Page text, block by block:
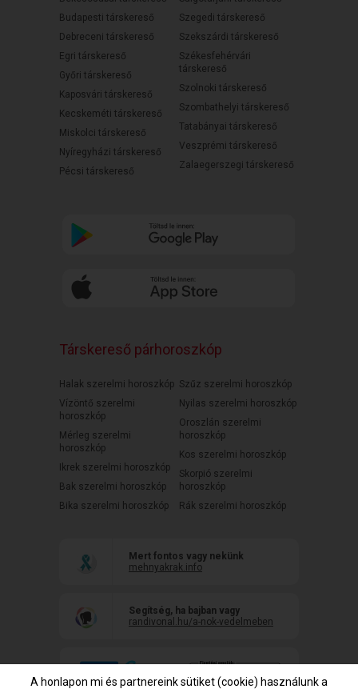
Budapesti társkereső
Debreceni társkereső
Egri társkereső
Győri társkereső
Kaposvári társkereső
Kecskeméti társkereső
Miskolci társkereső
Nyíregyházi társkereső
Pécsi társkereső
Szegedi társkereső
Szekszárdi társkereső
Székesfehérvári
társkereső
Szolnoki társkereső
Szombathelyi társkereső
Tatabányai társkereső
Veszprémi társkereső
Zalaegerszegi társkereső
Társkereső párhoroszkóp
Halak szerelmi horoszkóp
Vízöntő szerelmi
horoszkóp
Mérleg szerelmi
horoszkóp
Ikrek szerelmi horoszkóp
Bak szerelmi horoszkóp
Bika szerelmi horoszkóp
Szűz szerelmi horoszkóp
Nyilas szerelmi horoszkóp
Oroszlán szerelmi
horoszkóp
Kos szerelmi horoszkóp
Skorpió szerelmi
horoszkóp
Rák szerelmi horoszkóp
Mert fontos vagy nekünk
mehnyakrak.info
Segítség, ha bajban vagy
randivonal.hu/a-nok-vedelmeben
A honlapon mi és partnereink sütiket (cookie) használunk a